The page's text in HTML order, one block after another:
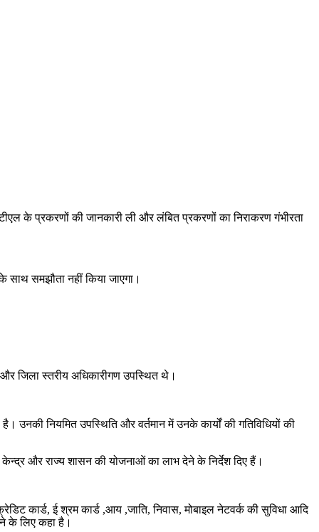
के प्रकरणों की जानकारी ली और लंबित प्रकरणों का निराकरण गंभीरता
साथ समझौता नहीं किया जाएगा।
जिला स्तरीय अधिकारीगण उपस्थित थे।
उनकी नियमित उपस्थिति और वर्तमान में उनके कार्यों की गतिविधियों की
केन्द्र और राज्य शासन की योजनाओं का लाभ देने के निर्देश दिए हैं।
कार्ड, ई श्रम कार्ड ,आय ,जाति, निवास, मोबाइल नेटवर्क की सुविधा आदि
के लिए कहा है।